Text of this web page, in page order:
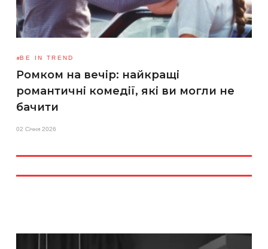
BE IN TREND
Ромком на вечір: найкращі
романтичні комедії, які ви могли не
бачити
02 Січня 2026